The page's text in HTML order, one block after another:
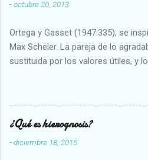
-octubre 20, 2013
Ortega y Gasset (1947:335), se
Max Scheler. La pareja de lo
sustituida por los valores útiles, y
Abundante-Escaso,etc 2
Vulgar Enérgico-Inerte Fuerte-
Intelectuales Conocimiento-Error
Evidente-Probable,etc b) Morales
malvado Justo-Injusto
¿Qué es hierognosis?
-diciembre 18, 2015